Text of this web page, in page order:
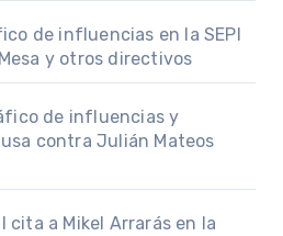
de influencias en la SEPI
y otros directivos
de influencias y
contra Julián Mateos
cita a Mikel Arrarás en la